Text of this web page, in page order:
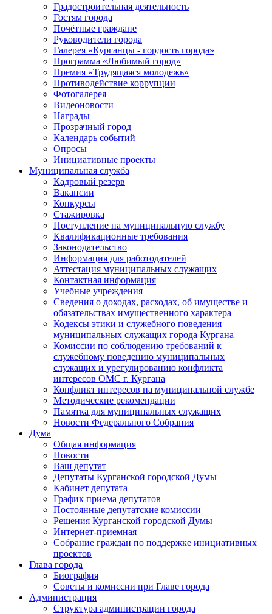
Градостроительная деятельность
Гостям города
Почётные граждане
Руководители города
Галерея «Курганцы - гордость города»
Программа «Любимый город»
Премия «Трудящаяся молодежь»
Противодействие коррупции
Фотогалерея
Видеоновости
Награды
Прозрачный город
Календарь событий
Опросы
Инициативные проекты
Муниципальная служба
Кадровый резерв
Вакансии
Конкурсы
Стажировка
Поступление на муниципальную службу
Квалификационные требования
Законодательство
Информация для работодателей
Аттестация муниципальных служащих
Контактная информация
Учебные учреждения
Сведения о доходах, расходах, об имуществе и
обязательствах имущественного характера
Кодексы этики и служебного поведения
муниципальных служащих города Кургана
Комиссии по соблюдению требований к
служебному поведению муниципальных
служащих и урегулированию конфликта
интересов ОМС г. Кургана
Конфликт интересов на муниципальной службе
Методические рекомендации
Памятка для муниципальных служащих
Новости Федерального Cобрания
Дума
Общая информация
Новости
Ваш депутат
Депутаты Курганской городской Думы
Кабинет депутата
График приема депутатов
Постоянные депутатские комиссии
Решения Курганской городской Думы
Интернет-приемная
Собрание граждан по поддержке инициативных
проектов
Глава города
Биография
Советы и комиссии при Главе города
Администрация
Структура администрации города